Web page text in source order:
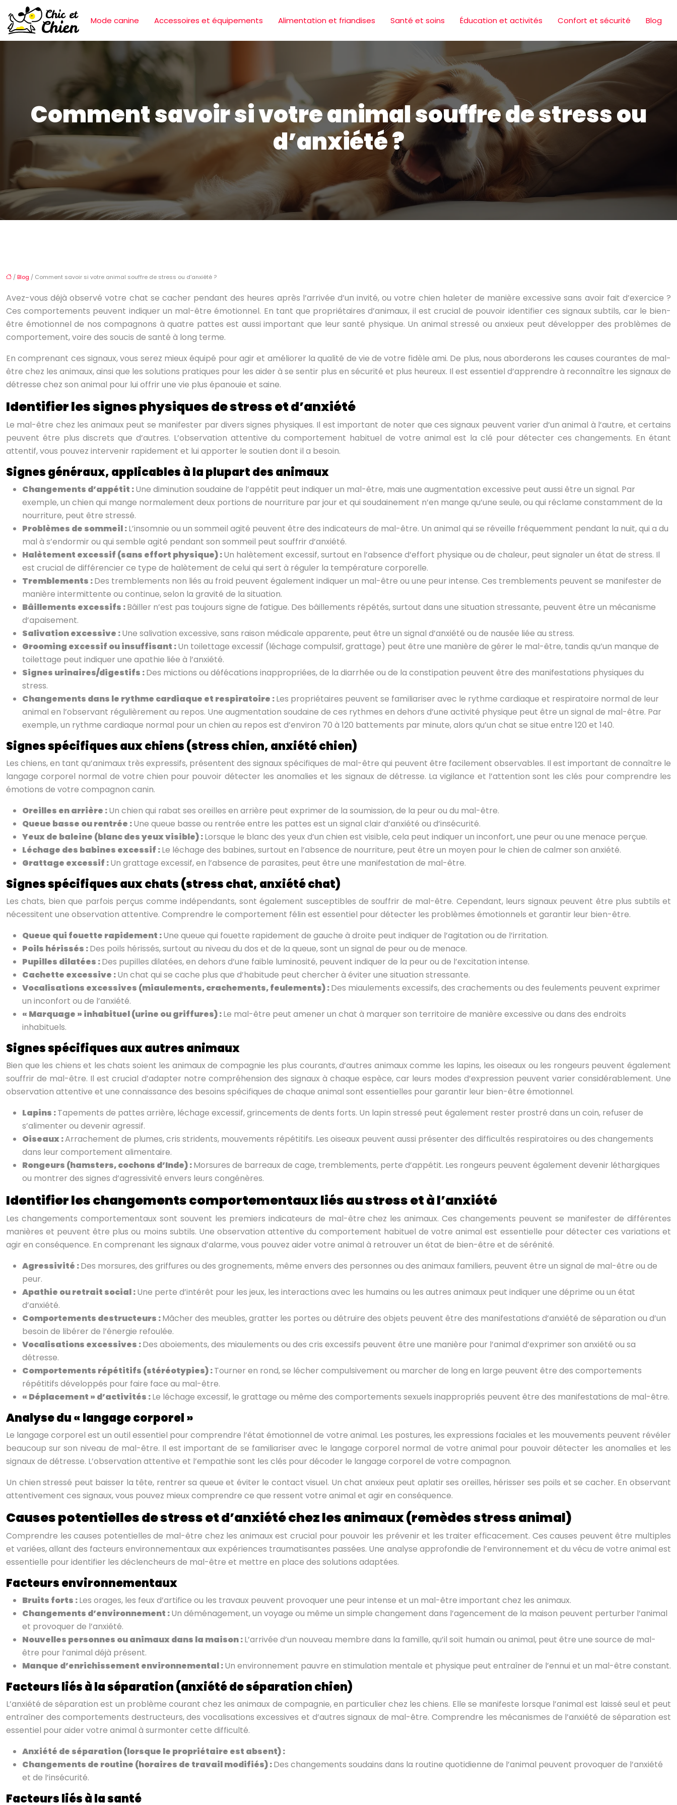
Mode canine Accessoires et équipements Alimentation et friandises Santé et soins Éducation et activités Confort et sécurité Blog
Comment savoir si votre animal souffre de stress ou
d’anxiété ?
/Blog / Comment savoir si votre animal souffre de stress ou d’anxiété ?
Avez-vous déjà observé votre chat se cacher pendant des heures après l’arrivée d’un invité, ou votre chien haleter de manière excessive sans avoir fait d’exercice ?
Ces comportements peuvent indiquer un mal-être émotionnel. En tant que propriétaires d’animaux, il est crucial de pouvoir identifier ces signaux subtils, car le bien-
être émotionnel de nos compagnons à quatre pattes est aussi important que leur santé physique. Un animal stressé ou anxieux peut développer des problèmes de
comportement, voire des soucis de santé à long terme.
En comprenant ces signaux, vous serez mieux équipé pour agir et améliorer la qualité de vie de votre fidèle ami. De plus, nous aborderons les causes courantes de mal-
être chez les animaux, ainsi que les solutions pratiques pour les aider à se sentir plus en sécurité et plus heureux. Il est essentiel d’apprendre à reconnaître les signaux de
détresse chez son animal pour lui offrir une vie plus épanouie et saine.
Identifier les signes physiques de stress et d’anxiété
Le mal-être chez les animaux peut se manifester par divers signes physiques. Il est important de noter que ces signaux peuvent varier d’un animal à l’autre, et certains
peuvent être plus discrets que d’autres. L’observation attentive du comportement habituel de votre animal est la clé pour détecter ces changements. En étant
attentif, vous pouvez intervenir rapidement et lui apporter le soutien dont il a besoin.
Signes généraux, applicables à la plupart des animaux
Changements d’appétit :Une diminution soudaine de l’appétit peut indiquer un mal-être, mais une augmentation excessive peut aussi être un signal. Par
exemple, un chien qui mange normalement deux portions de nourriture par jour et qui soudainement n’en mange qu’une seule, ou qui réclame constamment de la
nourriture, peut être stressé.
Problèmes de sommeil :L’insomnie ou un sommeil agité peuvent être des indicateurs de mal-être. Un animal qui se réveille fréquemment pendant la nuit, qui a du
mal à s’endormir ou qui semble agité pendant son sommeil peut souffrir d’anxiété.
Halètement excessif (sans effort physique) :Un halètement excessif, surtout en l’absence d’effort physique ou de chaleur, peut signaler un état de stress. Il
est crucial de différencier ce type de halètement de celui qui sert à réguler la température corporelle.
Tremblements :Des tremblements non liés au froid peuvent également indiquer un mal-être ou une peur intense. Ces tremblements peuvent se manifester de
manière intermittente ou continue, selon la gravité de la situation.
Bâillements excessifs :Bâiller n’est pas toujours signe de fatigue. Des bâillements répétés, surtout dans une situation stressante, peuvent être un mécanisme
d’apaisement.
Salivation excessive :Une salivation excessive, sans raison médicale apparente, peut être un signal d’anxiété ou de nausée liée au stress.
Grooming excessif ou insuffisant :Un toilettage excessif (léchage compulsif, grattage) peut être une manière de gérer le mal-être, tandis qu’un manque de
toilettage peut indiquer une apathie liée à l’anxiété.
Signes urinaires/digestifs :Des mictions ou défécations inappropriées, de la diarrhée ou de la constipation peuvent être des manifestations physiques du
stress.
Changements dans le rythme cardiaque et respiratoire :Les propriétaires peuvent se familiariser avec le rythme cardiaque et respiratoire normal de leur
animal en l’observant régulièrement au repos. Une augmentation soudaine de ces rythmes en dehors d’une activité physique peut être un signal de mal-être. Par
exemple, un rythme cardiaque normal pour un chien au repos est d’environ 70 à 120 battements par minute, alors qu’un chat se situe entre 120 et 140.
Signes spécifiques aux chiens (stress chien, anxiété chien)
Les chiens, en tant qu’animaux très expressifs, présentent des signaux spécifiques de mal-être qui peuvent être facilement observables. Il est important de connaître le
langage corporel normal de votre chien pour pouvoir détecter les anomalies et les signaux de détresse. La vigilance et l’attention sont les clés pour comprendre les
émotions de votre compagnon canin.
Oreilles en arrière :Un chien qui rabat ses oreilles en arrière peut exprimer de la soumission, de la peur ou du mal-être.
Queue basse ou rentrée :Une queue basse ou rentrée entre les pattes est un signal clair d’anxiété ou d’insécurité.
Yeux de baleine (blanc des yeux visible) :Lorsque le blanc des yeux d’un chien est visible, cela peut indiquer un inconfort, une peur ou une menace perçue.
Léchage des babines excessif :Le léchage des babines, surtout en l’absence de nourriture, peut être un moyen pour le chien de calmer son anxiété.
Grattage excessif :Un grattage excessif, en l’absence de parasites, peut être une manifestation de mal-être.
Signes spécifiques aux chats (stress chat, anxiété chat)
Les chats, bien que parfois perçus comme indépendants, sont également susceptibles de souffrir de mal-être. Cependant, leurs signaux peuvent être plus subtils et
nécessitent une observation attentive. Comprendre le comportement félin est essentiel pour détecter les problèmes émotionnels et garantir leur bien-être.
Queue qui fouette rapidement :Une queue qui fouette rapidement de gauche à droite peut indiquer de l’agitation ou de l’irritation.
Poils hérissés :Des poils hérissés, surtout au niveau du dos et de la queue, sont un signal de peur ou de menace.
Pupilles dilatées :Des pupilles dilatées, en dehors d’une faible luminosité, peuvent indiquer de la peur ou de l’excitation intense.
Cachette excessive :Un chat qui se cache plus que d’habitude peut chercher à éviter une situation stressante.
Vocalisations excessives (miaulements, crachements, feulements) :Des miaulements excessifs, des crachements ou des feulements peuvent exprimer
un inconfort ou de l’anxiété.
« Marquage » inhabituel (urine ou griffures) :Le mal-être peut amener un chat à marquer son territoire de manière excessive ou dans des endroits
inhabituels.
Signes spécifiques aux autres animaux
Bien que les chiens et les chats soient les animaux de compagnie les plus courants, d’autres animaux comme les lapins, les oiseaux ou les rongeurs peuvent également
souffrir de mal-être. Il est crucial d’adapter notre compréhension des signaux à chaque espèce, car leurs modes d’expression peuvent varier considérablement. Une
observation attentive et une connaissance des besoins spécifiques de chaque animal sont essentielles pour garantir leur bien-être émotionnel.
Lapins :Tapements de pattes arrière, léchage excessif, grincements de dents forts. Un lapin stressé peut également rester prostré dans un coin, refuser de
s’alimenter ou devenir agressif.
Oiseaux :Arrachement de plumes, cris stridents, mouvements répétitifs. Les oiseaux peuvent aussi présenter des difficultés respiratoires ou des changements
dans leur comportement alimentaire.
Rongeurs (hamsters, cochons d’Inde) :Morsures de barreaux de cage, tremblements, perte d’appétit. Les rongeurs peuvent également devenir léthargiques
ou montrer des signes d’agressivité envers leurs congénères.
Identifier les changements comportementaux liés au stress et à l’anxiété
Les changements comportementaux sont souvent les premiers indicateurs de mal-être chez les animaux. Ces changements peuvent se manifester de différentes
manières et peuvent être plus ou moins subtils. Une observation attentive du comportement habituel de votre animal est essentielle pour détecter ces variations et
agir en conséquence. En comprenant les signaux d’alarme, vous pouvez aider votre animal à retrouver un état de bien-être et de sérénité.
Agressivité :Des morsures, des griffures ou des grognements, même envers des personnes ou des animaux familiers, peuvent être un signal de mal-être ou de
peur.
Apathie ou retrait social :Une perte d’intérêt pour les jeux, les interactions avec les humains ou les autres animaux peut indiquer une déprime ou un état
d’anxiété.
Comportements destructeurs :Mâcher des meubles, gratter les portes ou détruire des objets peuvent être des manifestations d’anxiété de séparation ou d’un
besoin de libérer de l’énergie refoulée.
Vocalisations excessives :Des aboiements, des miaulements ou des cris excessifs peuvent être une manière pour l’animal d’exprimer son anxiété ou sa
détresse.
Comportements répétitifs (stéréotypies) :Tourner en rond, se lécher compulsivement ou marcher de long en large peuvent être des comportements
répétitifs développés pour faire face au mal-être.
« Déplacement » d’activités :Le léchage excessif, le grattage ou même des comportements sexuels inappropriés peuvent être des manifestations de mal-être.
Analyse du « langage corporel »
Le langage corporel est un outil essentiel pour comprendre l’état émotionnel de votre animal. Les postures, les expressions faciales et les mouvements peuvent révéler
beaucoup sur son niveau de mal-être. Il est important de se familiariser avec le langage corporel normal de votre animal pour pouvoir détecter les anomalies et les
signaux de détresse. L’observation attentive et l’empathie sont les clés pour décoder le langage corporel de votre compagnon.
Un chien stressé peut baisser la tête, rentrer sa queue et éviter le contact visuel. Un chat anxieux peut aplatir ses oreilles, hérisser ses poils et se cacher. En observant
attentivement ces signaux, vous pouvez mieux comprendre ce que ressent votre animal et agir en conséquence.
Causes potentielles de stress et d’anxiété chez les animaux (remèdes stress animal)
Comprendre les causes potentielles de mal-être chez les animaux est crucial pour pouvoir les prévenir et les traiter efficacement. Ces causes peuvent être multiples
et variées, allant des facteurs environnementaux aux expériences traumatisantes passées. Une analyse approfondie de l’environnement et du vécu de votre animal est
essentielle pour identifier les déclencheurs de mal-être et mettre en place des solutions adaptées.
Facteurs environnementaux
Bruits forts :Les orages, les feux d’artifice ou les travaux peuvent provoquer une peur intense et un mal-être important chez les animaux.
Changements d’environnement :Un déménagement, un voyage ou même un simple changement dans l’agencement de la maison peuvent perturber l’animal
et provoquer de l’anxiété.
Nouvelles personnes ou animaux dans la maison :L’arrivée d’un nouveau membre dans la famille, qu’il soit humain ou animal, peut être une source de mal-
être pour l’animal déjà présent.
Manque d’enrichissement environnemental :Un environnement pauvre en stimulation mentale et physique peut entraîner de l’ennui et un mal-être constant.
Facteurs liés à la séparation (anxiété de séparation chien)
L’anxiété de séparation est un problème courant chez les animaux de compagnie, en particulier chez les chiens. Elle se manifeste lorsque l’animal est laissé seul et peut
entraîner des comportements destructeurs, des vocalisations excessives et d’autres signaux de mal-être. Comprendre les mécanismes de l’anxiété de séparation est
essentiel pour aider votre animal à surmonter cette difficulté.
Anxiété de séparation (lorsque le propriétaire est absent) :
Changements de routine (horaires de travail modifiés) :Des changements soudains dans la routine quotidienne de l’animal peuvent provoquer de l’anxiété
et de l’insécurité.
Facteurs liés à la santé